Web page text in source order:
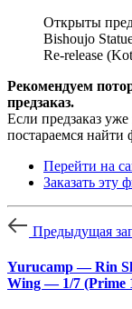
Открыты
Bishoujo
Re-release
Рекомендуем
предзаказ.
Если предзаказ
постараемся найти
Перейти на
Заказать эту
Предыдущая
Yurucamp — Rin
Wing — 1/7 (Prime